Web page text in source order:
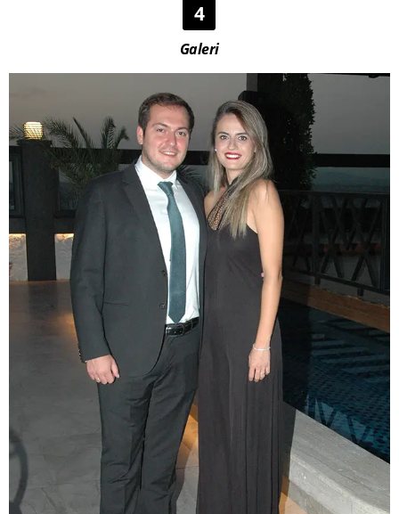
4
Galeri